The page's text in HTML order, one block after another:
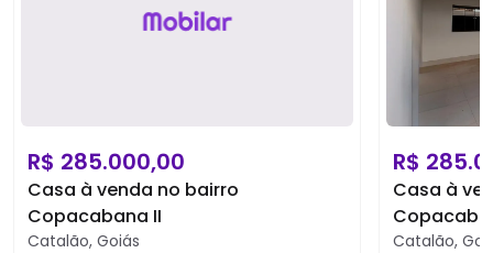
R$ 285.000,00
Casa à venda no bairro
Copacabana II
Catalão, Goiás
R$
Casa à
Catalão,